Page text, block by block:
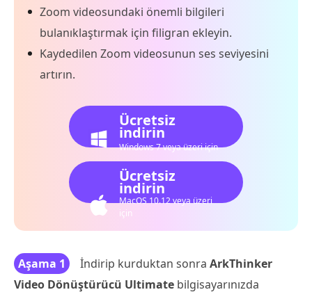
Zoom videosundaki önemli bilgileri
bulanıklaştırmak için filigran ekleyin.
Kaydedilen Zoom videosunun ses seviyesini
artırın.
Ücretsiz
indirin
Windows 7 veya üzeri için
Ücretsiz
indirin
MacOS 10.12 veya üzeri
için
Aşama 1 İndirip kurduktan sonra ArkThinker
Video Dönüştürücü Ultimate bilgisayarınızda